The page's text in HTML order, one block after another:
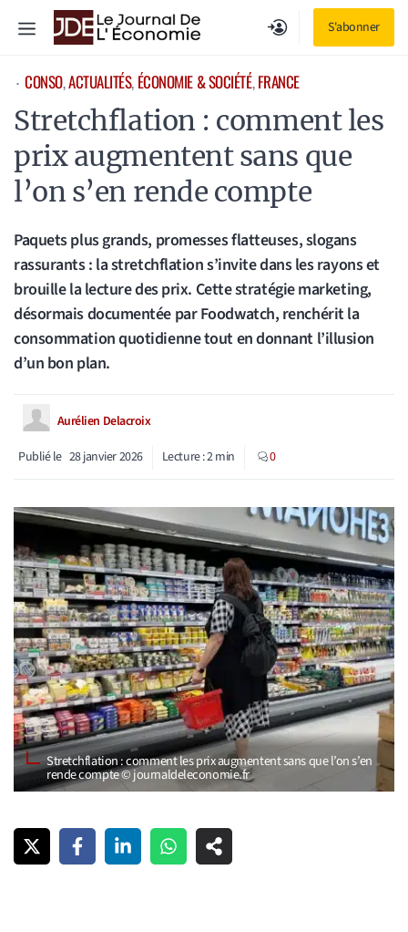
S'abonner
Menu
⋅ CONSO, ACTUALITÉS, ÉCONOMIE & SOCIÉTÉ, FRANCE
Stretchflation : comment les
prix augmentent sans que
l’on s’en rende compte
Paquets plus grands, promesses flatteuses, slogans
rassurants : la stretchflation s’invite dans les rayons et
brouille la lecture des prix. Cette stratégie marketing,
désormais documentée par Foodwatch, renchérit la
consommation quotidienne tout en donnant l’illusion
d’un bon plan.
Aurélien Delacroix
Publié le 28 janvier 2026 Lecture :2min 0
Stretchflation : comment les prix augmentent sans que l’on s’en
rende compte © journaldeleconomie.fr